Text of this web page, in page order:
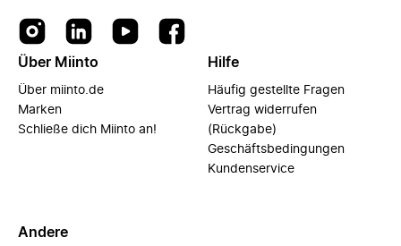
Über Miinto
Über miinto.de
Marken
Schließe dich Miinto an!
Hilfe
Häufig gestellte Fragen
Vertrag widerrufen
(Rückgabe)
Geschäftsbedingungen
Kundenservice
Andere